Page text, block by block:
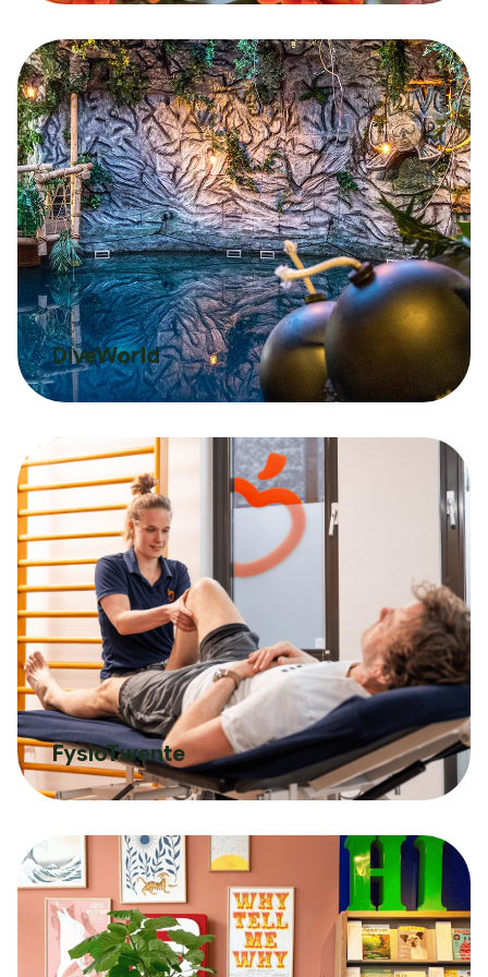
Conversie en optimalisatie
Google / Social Ads
Innoveren
AI toepassingen
Marketing technologie
Data gedreven
Samen Groeien
Succesverhalen
Blogs
Hulp nodig?
DiveWorld
FysioTwente